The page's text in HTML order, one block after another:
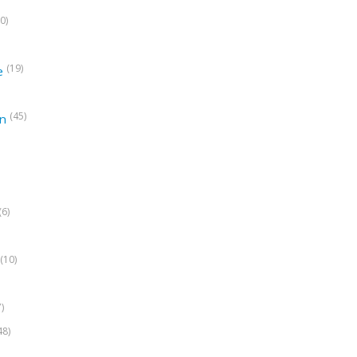
(19)
(45)
(10)